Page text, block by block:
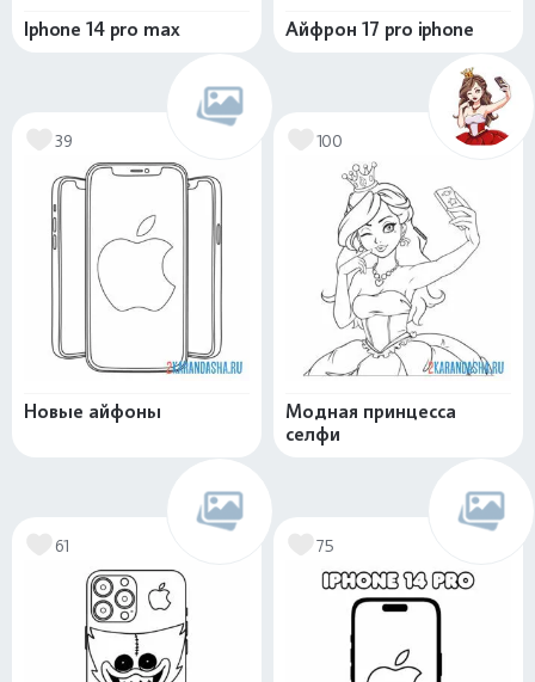
Iphone 14 pro max Айфрон 17 pro iphone
39
Новые айфоны
100
Модная принцесса
селфи
61 75